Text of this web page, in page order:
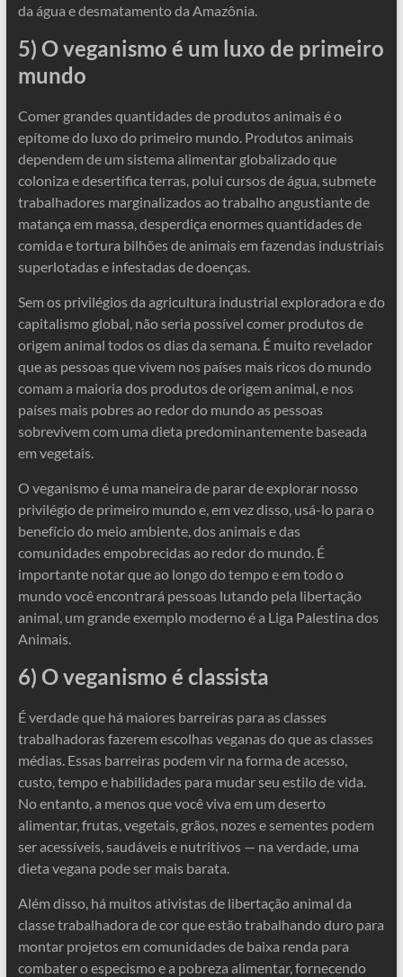
da água e desmatamento da Amazônia.
5) O veganismo é um luxo de primeiro
mundo
Comer grandes quantidades de produtos animais é o
epítome do luxo do primeiro mundo. Produtos animais
dependem de um sistema alimentar globalizado que
coloniza e desertifica terras, polui cursos de água, submete
trabalhadores marginalizados ao trabalho angustiante de
matança em massa, desperdiça enormes quantidades de
comida e tortura bilhões de animais em fazendas industriais
superlotadas e infestadas de doenças.
Sem os privilégios da agricultura industrial exploradora e do
capitalismo global, não seria possível comer produtos de
origem animal todos os dias da semana. É muito revelador
que as pessoas que vivem nos países mais ricos do mundo
comam a maioria dos produtos de origem animal, e nos
países mais pobres ao redor do mundo as pessoas
sobrevivem com uma dieta predominantemente baseada
em vegetais.
O veganismo é uma maneira de parar de explorar nosso
privilégio de primeiro mundo e, em vez disso, usá-lo para o
benefício do meio ambiente, dos animais e das
comunidades empobrecidas ao redor do mundo. É
importante notar que ao longo do tempo e em todo o
mundo você encontrará pessoas lutando pela libertação
animal, um grande exemplo moderno é a Liga Palestina dos
Animais.
6) O veganismo é classista
É verdade que há maiores barreiras para as classes
trabalhadoras fazerem escolhas veganas do que as classes
médias. Essas barreiras podem vir na forma de acesso,
custo, tempo e habilidades para mudar seu estilo de vida.
No entanto, a menos que você viva em um deserto
alimentar, frutas, vegetais, grãos, nozes e sementes podem
ser acessíveis, saudáveis ​​e nutritivos — na verdade, uma
dieta vegana pode ser mais barata.
Além disso, há muitos ativistas de libertação animal da
classe trabalhadora de cor que estão trabalhando duro para
montar projetos em comunidades de baixa renda para
combater o especismo e a pobreza alimentar, fornecendo